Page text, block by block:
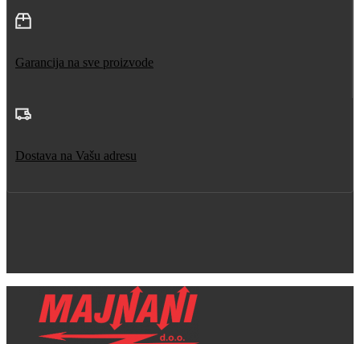
Garancija na sve proizvode
Dostava na Vašu adresu